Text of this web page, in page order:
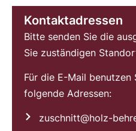
Kontaktadressen
Bitte senden Sie die
Sie zuständigen
Für die E-Mail
folgende Adressen:
zuschnitt@holz-